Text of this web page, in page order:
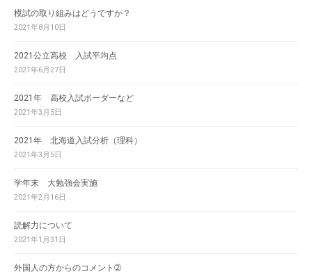
模試の取り組みはどうですか？
2021年8月10日
2021公立高校 入試平均点
2021年6月27日
2021年 高校入試ボーダーなど
2021年3月5日
2021年 北海道入試分析（理科）
2021年3月5日
学年末 大勉強会実施
2021年2月16日
読解力について
2021年1月31日
外国人の方からのコメント➁